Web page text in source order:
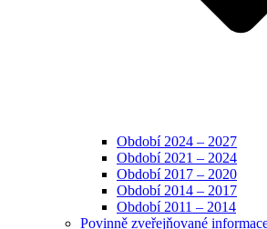
Období 2024 – 2027
Období 2021 – 2024
Období 2017 – 2020
Období 2014 – 2017
Období 2011 – 2014
Povinně zveřejňované